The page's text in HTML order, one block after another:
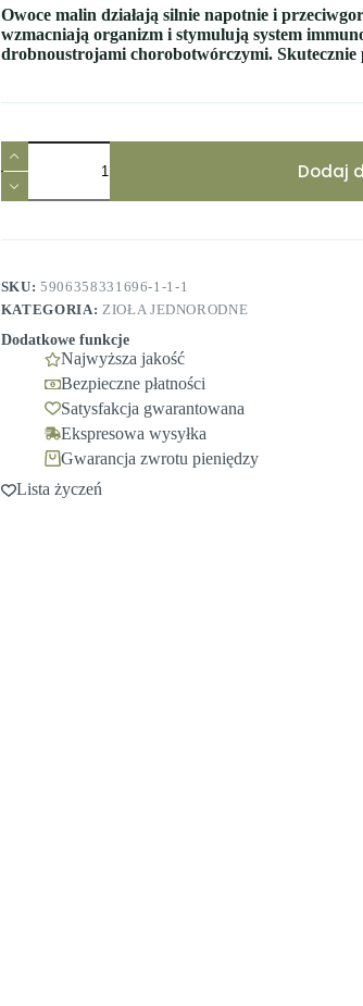
Owoce malin działają silnie napotnie i
wzmacniają organizm i stymulują system
drobnoustrojami chorobotwórczymi. Skutecznie
ilość
Arcydzięgiel
korzeń
50g
Raj
Dodaj
SKU:5906358331696-1-1-1
KATEGORIA: ZIOŁA JEDNORODNE
Dodatkowe funkcje
Najwyższa jakość
Bezpieczne płatności
Satysfakcja gwarantowana
Ekspresowa wysyłka
Gwarancja zwrotu pieniędzy
Lista życzeń